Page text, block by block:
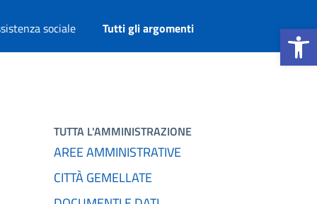
Apri la
sociale Tutti gli argomenti
TUTTA L'AMMINISTRAZIONE
AREE AMMINISTRATIVE
CITTÀ GEMELLATE